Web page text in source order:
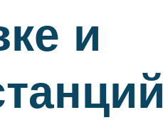
и